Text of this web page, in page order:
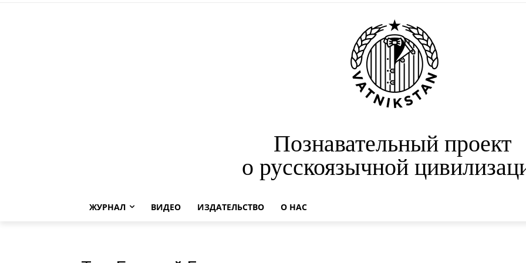
Познавательный проект
о русскоязычной
ЖУРНАЛ ВИДЕО ИЗДАТЕЛЬСТВО О НАС